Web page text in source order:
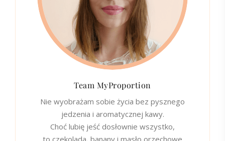
Team MyProportion
Nie wyobrażam sobie życia bez pysznego
jedzenia i aromatycznej kawy.
Choć lubię jeść dosłownie wszystko,